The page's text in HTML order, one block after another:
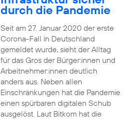
durch die Pandemie
Seit am 27. Januar 2020 der erste
Corona-Fall in Deutschland
gemeldet wurde, sieht der Alltag
für das Gros der Bürger:innen und
Arbeitnehmer:innen deutlich
anders aus. Neben allen
Einschränkungen hat die Pandemie
einen spürbaren digitalen Schub
ausgelöst. Laut Bitkom hat die